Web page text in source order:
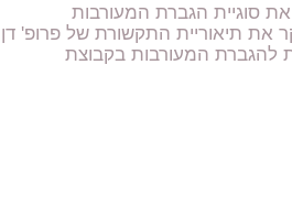
סוגיית הגברת המעורבות
את תיאוריית התקשורת של פרופ' דן
להגברת המעורבות בקבוצת